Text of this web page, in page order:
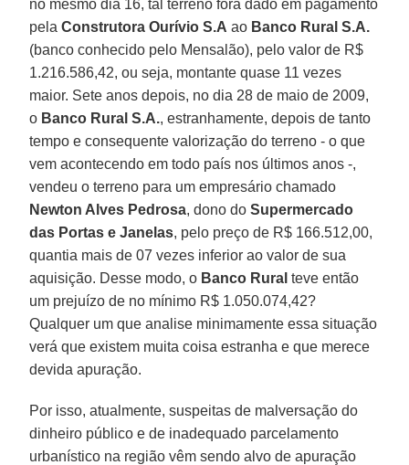
no mesmo dia 16, tal terreno fora dado em pagamento
pela Construtora Ourívio S.A ao Banco Rural S.A.
(banco conhecido pelo Mensalão), pelo valor de R$
1.216.586,42, ou seja, montante quase 11 vezes
maior. Sete anos depois, no dia 28 de maio de 2009,
o Banco Rural S.A., estranhamente, depois de tanto
tempo e consequente valorização do terreno - o que
vem acontecendo em todo país nos últimos anos -,
vendeu o terreno para um empresário chamado
Newton Alves Pedrosa, dono doSupermercado
das Portas e Janelas, pelo preço de R$ 166.512,00,
quantia mais de 07 vezes inferior ao valor de sua
aquisição. Desse modo, o Banco Rural teve então
um prejuízo de no mínimo R$ 1.050.074,42?
Qualquer um que analise minimamente essa situação
verá que existem muita coisa estranha e que merece
devida apuração.
Por isso, atualmente, suspeitas de malversação do
dinheiro público e de inadequado parcelamento
urbanístico na região vêm sendo alvo de apuração